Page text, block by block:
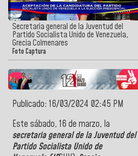
Secretaria general de la Juventud del
Partido Socialista Unido de Venezuela,
Grecia Colmenares
Foto Captura
Publicado: 16/03/2024 02:45 PM
Este sábado, 16 de marzo, la
secretaria general de la Juventud del
Partido Socialista Unido de